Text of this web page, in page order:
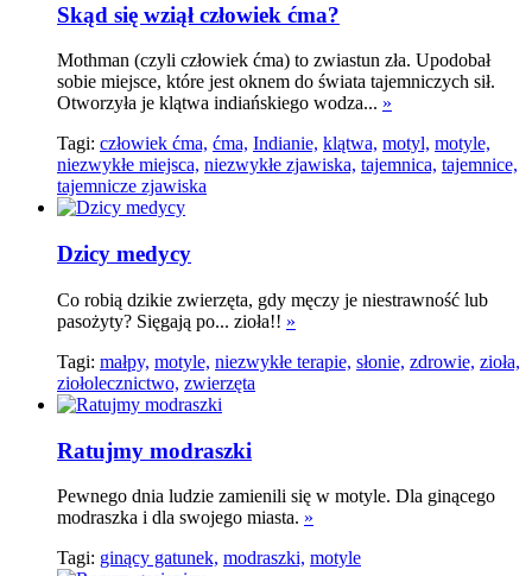
Skąd się wziął człowiek ćma?
Mothman (czyli człowiek ćma) to zwiastun zła. Upodobał
sobie miejsce, które jest oknem do świata tajemniczych sił.
Otworzyła je klątwa indiańskiego wodza... »
Tagi: człowiek ćma, ćma, Indianie, klątwa, motyl, motyle,
niezwykłe miejsca, niezwykłe zjawiska, tajemnica, tajemnice,
tajemnicze zjawiska
Dzicy medycy
Co robią dzikie zwierzęta, gdy męczy je niestrawność lub
pasożyty? Sięgają po... zioła!! »
Tagi: małpy, motyle, niezwykłe terapie, słonie, zdrowie, zioła,
ziołolecznictwo, zwierzęta
Ratujmy modraszki
Pewnego dnia ludzie zamienili się w motyle. Dla ginącego
modraszka i dla swojego miasta. »
Tagi: ginący gatunek, modraszki, motyle